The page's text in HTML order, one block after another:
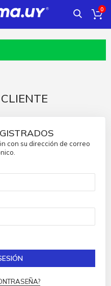
0
con su dirección de correo